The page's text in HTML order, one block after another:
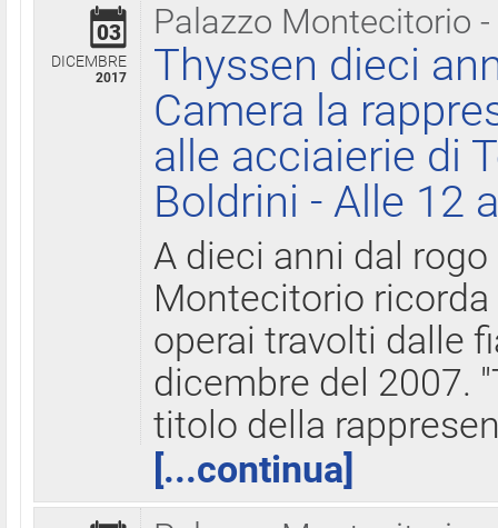
Palazzo Montecitorio
03
DICEMBRE
2017
Thyssen dieci
Camera la
alle acciaierie di
Boldrini - Alle 12
A dieci anni dal
Montecitorio
operai travolti dalle
dicembre del 2007.
titolo della
[...continua]